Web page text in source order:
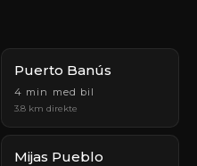
Puerto Banús
4 min med bil
3.8 km direkte
Mijas Pueblo